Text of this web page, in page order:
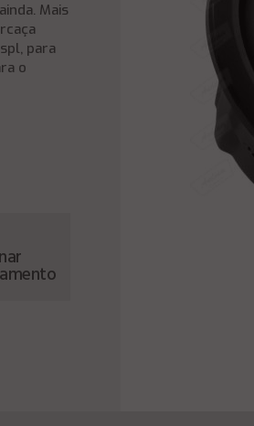
Mais
para
o